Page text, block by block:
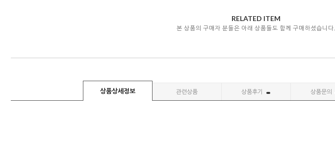
RELATED ITEM
본 상품의 구매자 분들은 아래 상품들도 함께 구매하셨습니다.
상품상세정보 관련상품 상품후기 상품문의